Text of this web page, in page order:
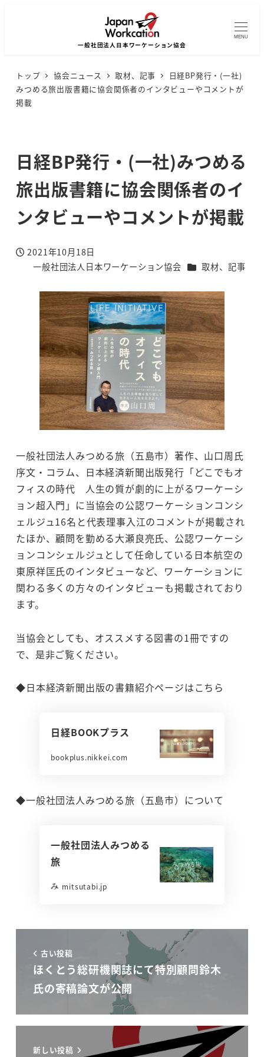
MENU
トップ 協会ニュース 取材、記事
日経BP発行・(一社)
みつめる旅出版書籍に協会関係者のインタビューやコメントが
掲載
日経BP発行・(一社)みつめる
旅出版書籍に協会関係者のイ
ンタビューやコメントが掲載
投稿日
2021年10月18日
一般社団法人日本ワーケーション協会 カテゴリー
取材、記事
一般社団法人みつめる旅（五島市）著作、山口周氏
序文・コラム、日本経済新聞出版発行「どこでもオ
フィスの時代 人生の質が劇的に上がるワーケーシ
ョン超入門」に当協会の公認ワーケーションコンシ
ェルジュ16名と代表理事入江のコメントが掲載され
たほか、顧問を勤める大瀬良亮氏、公認ワーケーシ
ョンコンシェルジュとして任命している日本航空の
東原祥匡氏のインタビューなど、ワーケーションに
関わる多くの方々のインタビューも掲載されており
ます。
当協会としても、オススメする図書の1冊ですの
で、是非ご覧ください。
◆日本経済新聞出版の書籍紹介ページはこちら
日経BOOKプラス
bookplus.nikkei.com
◆一般社団法人みつめる旅（五島市）について
一般社団法人みつめる
旅
mitsutabi.jp
古い投稿
ほくとう総研機関誌にて特別顧問鈴木
氏の寄稿論文が公開
新しい投稿